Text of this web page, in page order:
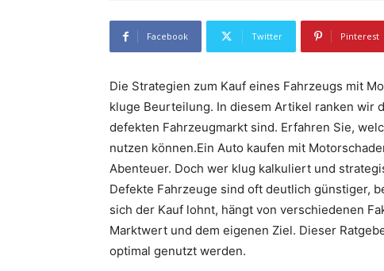
Facebook Twitter Pinterest
Die Strategien zum Kauf eines Fahrzeugs mit
kluge Beurteilung. In diesem Artikel ranken wir
defekten Fahrzeugmarkt sind. Erfahren Sie,
nutzen können.Ein Auto kaufen mit
Abenteuer. Doch wer klug kalkuliert und
Defekte Fahrzeuge sind oft deutlich günstiger,
sich der Kauf lohnt, hängt von verschiedenen
Marktwert und dem eigenen Ziel. Dieser
optimal genutzt werden.